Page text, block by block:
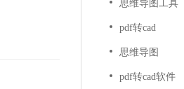
思维导图工具
pdf转cad
思维导图
pdf转cad软件